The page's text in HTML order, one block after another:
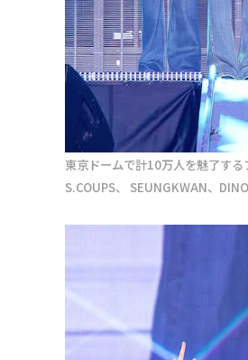
東京ドームで計10万人を魅了す
S.COUPS、 SEUNGKWAN、